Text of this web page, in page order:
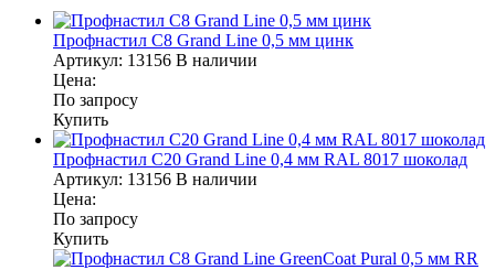
Профнастил С8 Grand Line 0,5 мм цинк
Артикул: 13156 В наличии
Цена:
По запросу
Купить
Профнастил С20 Grand Line 0,4 мм RAL 8017 шоколад
Артикул: 13156 В наличии
Цена:
По запросу
Купить